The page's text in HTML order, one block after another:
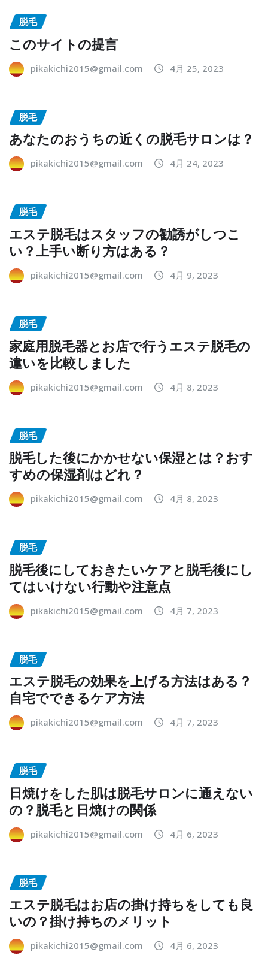
脱毛
このサイトの提言
pikakichi2015@gmail.com 4月 25, 2023
脱毛
あなたのおうちの近くの脱毛サロンは？
pikakichi2015@gmail.com 4月 24, 2023
脱毛
エステ脱毛はスタッフの勧誘がしつこ
い？上手い断り方はある？
pikakichi2015@gmail.com 4月 9, 2023
脱毛
家庭用脱毛器とお店で行うエステ脱毛の
違いを比較しました
pikakichi2015@gmail.com 4月 8, 2023
脱毛
脱毛した後にかかせない保湿とは？おす
すめの保湿剤はどれ？
pikakichi2015@gmail.com 4月 8, 2023
脱毛
脱毛後にしておきたいケアと脱毛後にし
てはいけない行動や注意点
pikakichi2015@gmail.com 4月 7, 2023
脱毛
エステ脱毛の効果を上げる方法はある？
自宅でできるケア方法
pikakichi2015@gmail.com 4月 7, 2023
脱毛
日焼けをした肌は脱毛サロンに通えない
の？脱毛と日焼けの関係
pikakichi2015@gmail.com 4月 6, 2023
脱毛
エステ脱毛はお店の掛け持ちをしても良
いの？掛け持ちのメリット
pikakichi2015@gmail.com 4月 6, 2023